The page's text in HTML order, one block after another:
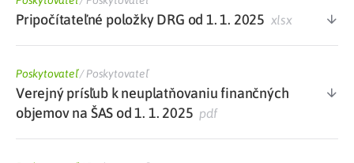
Pripočítateľné položky DRG od 1. 1. 2025 xlsx
Poskytovateľ/Poskytovateľ
Verejný prísľub k neuplatňovaniu finančných
objemov na ŠAS od 1. 1. 2025 pdf